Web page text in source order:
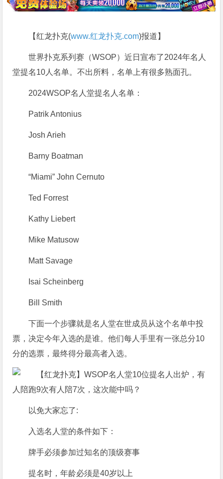
【红龙扑克(www.红龙扑克.com)报道】
世界扑克系列赛（WSOP）近日宣布了2024年名人
堂提名10人名单。不出所料，名单上有很多熟面孔。
2024WSOP名人堂提名人名单：
Patrik Antonius
Josh Arieh
Barny Boatman
“Miami” John Cernuto
Ted Forrest
Kathy Liebert
Mike Matusow
Matt Savage
Isai Scheinberg
Bill Smith
下面一个步骤就是名人堂在世成员从这个名单中投
票，决定今年入选的是谁。他们每人手里有一张总分10
分的选票，最终得分最高者入选。
以免大家忘了:
入选名人堂的条件如下：
牌手必须参加过知名的顶级赛事
提名时，年龄必须是40岁以上